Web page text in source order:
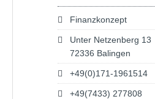
Finanzkonzept
Unter Netzenberg 13
72336 Balingen
+49(0)171-1961514
+49(7433) 277808